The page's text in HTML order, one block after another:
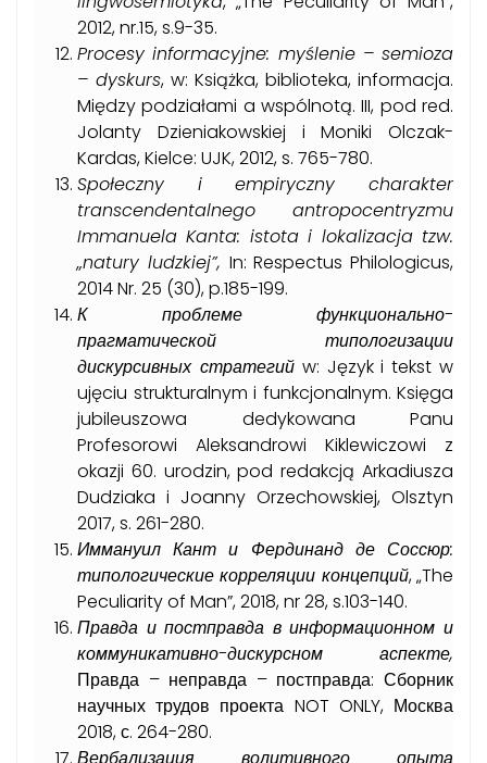
2012, nr.15, s.9-35.
Procesy informacyjne: myślenie – semioza
– dyskurs, w: Książka, biblioteka, informacja.
Między podziałami a wspólnotą. III, pod red.
Jolanty Dzieniakowskiej i Moniki Olczak-
Kardas, Kielce: UJK, 2012, s. 765-780.
Społeczny i empiryczny charakter
transcendentalnego antropocentryzmu
Immanuela Kanta: istota i lokalizacja tzw.
„natury ludzkiej”, In: Respectus Philologicus,
2014 Nr. 25 (30), p.185-199.
К проблеме функционально-
прагматической типологизации
дискурсивных стратегийw: Język i tekst w
ujęciu strukturalnym i funkcjonalnym. Księga
jubileuszowa dedykowana Panu
Profesorowi Aleksandrowi Kiklewiczowi z
okazji 60. urodzin, pod redakcją Arkadiusza
Dudziaka i Joanny Orzechowskiej, Olsztyn
2017, s. 261-280.
Иммануил Кант и Фердинанд де Соссюр:
типологические корреляции концепций, „The
Peculiarity of Man”, 2018, nr 28, s.103-140.
Правда и постправда в информационном и
коммуникативно-дискурсном аспекте,
Правда – неправда – постправда: Сборник
научных трудов проекта NOT ONLY, Москва
2018, с. 264-280.